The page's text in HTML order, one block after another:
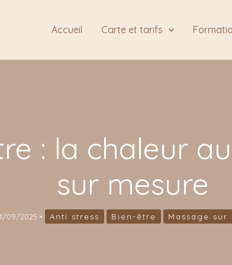
Accueil Carte et tarifs
: la chaleur
sur mesure
09/2025 • Anti stress Bien-être Massage sur